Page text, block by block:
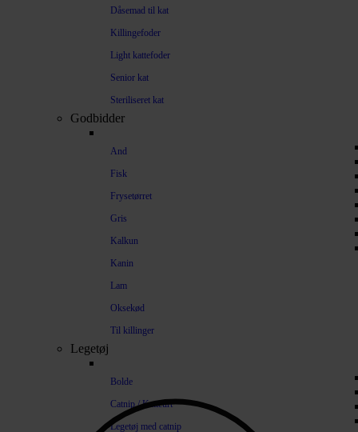
Dåsemad til kat
Killingefoder
Light kattefoder
Senior kat
Steriliseret kat
Godbidder
And
Fisk
Frysetørret
Gris
Kalkun
Kanin
Lam
Oksekød
Til killinger
Legetøj
Bolde
Catnip / Katteurt
Legetøj med catnip